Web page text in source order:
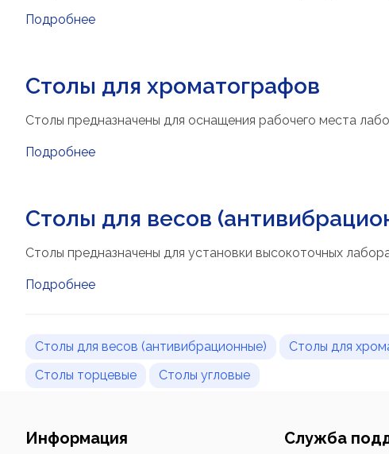
Подробнее
Столы для хроматографов
Столы предназначены для оснащения рабочего места
Подробнее
Столы для весов
Столы предназначены для установки высокоточных
Подробнее
Столы для весов (антивибрационные) Столы для
Столы торцевые
Столы угловые
Информация Служба